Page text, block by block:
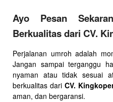
Ayo Pesan
Berkualitas dari CV.
Perjalanan umroh adalah
Jangan sampai terganggu
nyaman atau tidak sesuai
berkualitas dari CV.
aman, dan bergaransi.